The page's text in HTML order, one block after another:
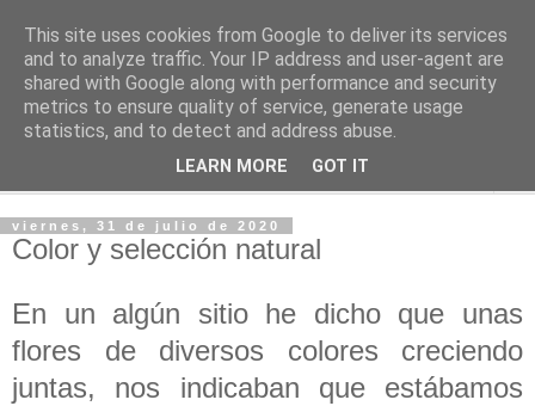
PASEANTE SILENCIOSO
Blog personal de Emilio Valadé del Río
viernes, 31 de julio de 2020
Color y selección natural
En un algún sitio he dicho que unas
flores de diversos colores creciendo
juntas, nos indicaban que estábamos
This site uses cookies from Google to deliver its services
and to analyze traffic. Your IP address and user-agent are
shared with Google along with performance and security
metrics to ensure quality of service, generate usage
statistics, and to detect and address abuse.
LEARN MORE GOT IT